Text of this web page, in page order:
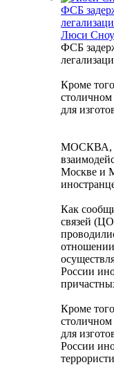
ФСБ
Люси Сноу
ФСБ
Кроме
для
МОСКВА,
Москве и
Как
связей
России
Кроме
для
России